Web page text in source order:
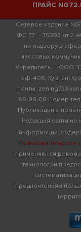
ПРАЙС
Сетевое издание
ФС 77 — 76393 от 2
по надзору в
массовых
Учредитель — ООО
оф. 406, Курган,
почты:
69-98-08 Номер
Публикации с
Редакция сайта не
информации,
Пользовательское
применяются
технологии
предпочтениям